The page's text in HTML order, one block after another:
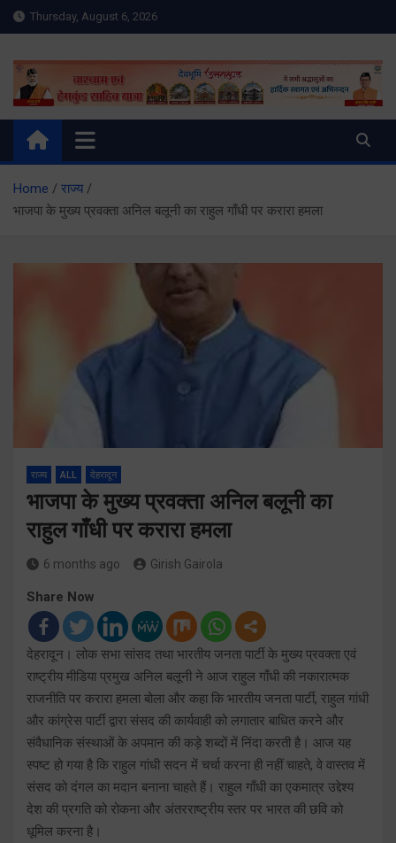
Skip
to
Thursday, August 6, 2026
Meru Raibar | Uttarakhand
News | Uttarkashi News
meruraibar.com
Home
राज्य
भाजपा के मुख्य प्रवक्ता अनिल बलूनी का राहुल गाँधी पर करारा हमला
राज्य ALL देहरादून
भाजपा के मुख्य प्रवक्ता अनिल बलूनी का
राहुल गाँधी पर करारा हमला
6 months ago Girish Gairola
Share Now
देहरादून। लोक सभा सांसद तथा भारतीय जनता पार्टी के मुख्य प्रवक्ता एवं
राष्ट्रीय मीडिया प्रमुख अनिल बलूनी ने आज राहुल गाँधी की नकारात्मक
राजनीति पर करारा हमला बोला और कहा कि भारतीय जनता पार्टी, राहुल गांधी
और कांग्रेस पार्टी द्वारा संसद की कार्यवाही को लगातार बाधित करने और
संवैधानिक संस्थाओं के अपमान की कड़े शब्दों में निंदा करती है। आज यह
स्पष्ट हो गया है कि राहुल गांधी सदन में चर्चा करना ही नहीं चाहते, वे वास्तव में
संसद को दंगल का मदान बनाना चाहते हैं। राहुल गाँधी का एकमात्र उद्देश्य
देश की प्रगति को रोकना और अंतरराष्ट्रीय स्तर पर भारत की छवि को
धूमिल करना है।